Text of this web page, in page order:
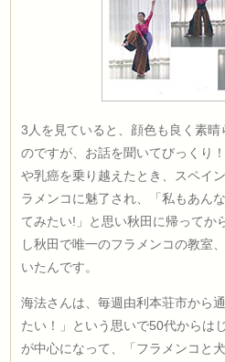
3人を見ていると、顔色も良く素
のですが、お話を聞いてびっくり
や乳癌を乗り越えたとき、スペイ
ラメンコに魅了され、「私もあん
てみたい!」と思い秋田に帰ってか
し秋田で唯一のフラメンコの教室
いたんです。
海法さんは、毎週由利本荘市から
たい！」という思いで50代からは
が中心になって、「フラメンコと